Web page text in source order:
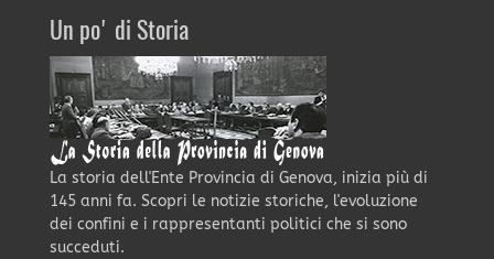
Un po' di Storia
La storia dell'Ente Provincia di Genova, inizia più di
145 anni fa. Scopri le notizie storiche, l'evoluzione
dei confini e i rappresentanti politici che si sono
succeduti.